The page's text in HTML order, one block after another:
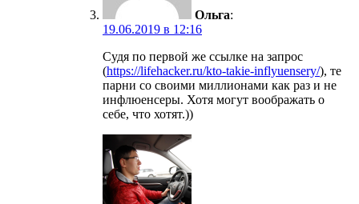
Ольга:
19.06.2019 в 12:16
Судя по первой же ссылке на запрос
(https://lifehacker.ru/kto-takie-inflyuensery/), те
парни со своими миллионами как раз и не
инфлюенсеры. Хотя могут воображать о
себе, что хотят.))